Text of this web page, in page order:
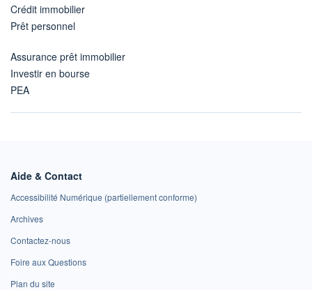
Crédit immobilier
Prêt personnel
Assurance prêt immobilier
Investir en bourse
PEA
Aide & Contact
Accessibilité Numérique (partiellement conforme)
Archives
Contactez-nous
Foire aux Questions
Plan du site